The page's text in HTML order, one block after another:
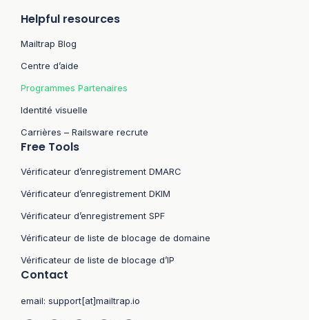
Helpful resources
Mailtrap Blog
Centre d’aide
Programmes Partenaires
Identité visuelle
Carrières – Railsware recrute
Free Tools
Vérificateur d’enregistrement DMARC
Vérificateur d’enregistrement DKIM
Vérificateur d’enregistrement SPF
Vérificateur de liste de blocage de domaine
Vérificateur de liste de blocage d’IP
Contact
email: support[at]mailtrap.io